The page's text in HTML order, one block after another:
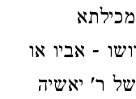
- אביו או
ר' יאשיה